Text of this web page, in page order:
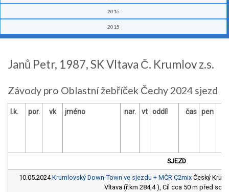
2016
2015
Janů Petr, 1987, SK Vltava Č. Krumlov z.s.
Závody pro Oblastní žebříček Čechy 2024 sjezd
l.k. por. vk jméno nar. vt oddíl čas pen
SJEZD
10.05.2024Krumlovský Down-Town ve sjezdu + MČR C2mixČeský
Vltava (ř.km 284,4 ), Cíl cca 50 m před